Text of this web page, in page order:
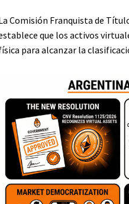
Comisión Franquista de
que los activos
para alcanzar la